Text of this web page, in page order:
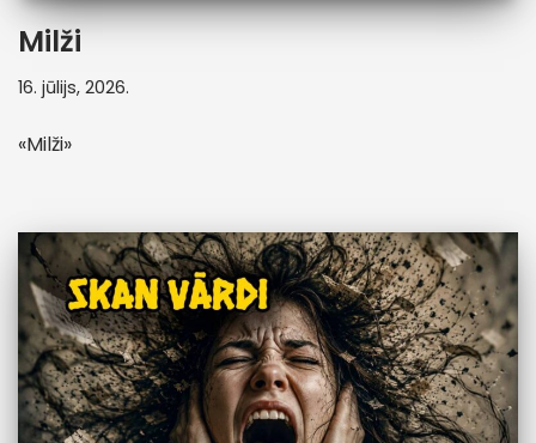
Milži
16. jūlijs, 2026.
«Milži»